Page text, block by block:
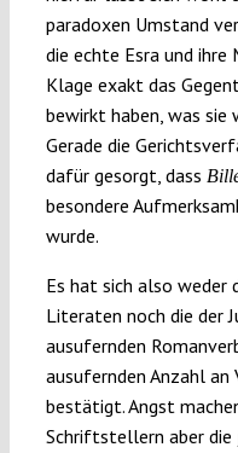
paradoxen Umstand
die echte Esra und
Klage exakt das
bewirkt haben, was
Gerade die
dafür gesorgt, dass
besondere
wurde.
Es hat sich also weder
Literaten noch die der
ausufernden
ausufernden Anzahl an
bestätigt. Angst
Schriftstellern aber die